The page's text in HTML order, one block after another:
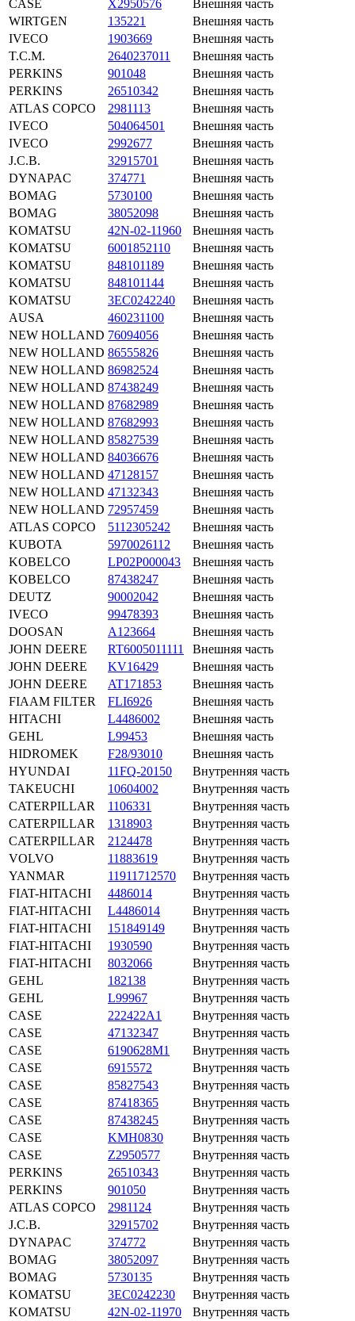
CASE X2950576
Внешняя часть
WIRTGEN
135221
Внешняя часть
IVECO
1903669
Внешняя часть
T.C.M.
2640237011
Внешняя часть
PERKINS
901048
Внешняя часть
PERKINS
26510342
Внешняя часть
ATLAS COPCO
2981113
Внешняя часть
IVECO
504064501
Внешняя часть
IVECO
2992677
Внешняя часть
J.C.B.
32915701
Внешняя часть
DYNAPAC
374771
Внешняя часть
BOMAG
5730100
Внешняя часть
BOMAG
38052098
Внешняя часть
KOMATSU
42N-02-11960
Внешняя часть
KOMATSU
6001852110
Внешняя часть
KOMATSU
848101189
Внешняя часть
KOMATSU
848101144
Внешняя часть
KOMATSU
3EC0242240
Внешняя часть
AUSA
460231100
Внешняя часть
NEW HOLLAND 76094056
Внешняя часть
NEW HOLLAND 86555826
Внешняя часть
NEW HOLLAND 86982524
Внешняя часть
NEW HOLLAND 87438249
Внешняя часть
NEW HOLLAND 87682989
Внешняя часть
NEW HOLLAND 87682993
Внешняя часть
NEW HOLLAND 85827539
Внешняя часть
NEW HOLLAND 84036676
Внешняя часть
NEW HOLLAND 47128157
Внешняя часть
NEW HOLLAND 47132343
Внешняя часть
NEW HOLLAND 72957459
Внешняя часть
ATLAS COPCO
5112305242
Внешняя часть
KUBOTA
5970026112
Внешняя часть
KOBELCO
LP02P000043
Внешняя часть
KOBELCO
87438247
Внешняя часть
DEUTZ
90002042
Внешняя часть
IVECO
99478393
Внешняя часть
DOOSAN
A123664
Внешняя часть
JOHN DEERE
RT6005011111
Внешняя часть
JOHN DEERE
KV16429
Внешняя часть
JOHN DEERE
AT171853
Внешняя часть
FIAAM FILTER
FLI6926
Внешняя часть
HITACHI
L4486002
Внешняя часть
GEHL
L99453
Внешняя часть
HIDROMEK
F28/93010
Внешняя часть
HYUNDAI
11FQ-20150
Внутренняя часть
TAKEUCHI
10604002
Внутренняя часть
CATERPILLAR
1106331
Внутренняя часть
CATERPILLAR
1318903
Внутренняя часть
CATERPILLAR
2124478
Внутренняя часть
VOLVO
11883619
Внутренняя часть
YANMAR
11911712570
Внутренняя часть
FIAT-HITACHI
4486014
Внутренняя часть
FIAT-HITACHI
L4486014
Внутренняя часть
FIAT-HITACHI
151849149
Внутренняя часть
FIAT-HITACHI
1930590
Внутренняя часть
FIAT-HITACHI
8032066
Внутренняя часть
GEHL
182138
Внутренняя часть
GEHL
L99967
Внутренняя часть
CASE
222422A1
Внутренняя часть
CASE
47132347
Внутренняя часть
CASE
6190628M1
Внутренняя часть
CASE
6915572
Внутренняя часть
CASE
85827543
Внутренняя часть
CASE
87418365
Внутренняя часть
CASE
87438245
Внутренняя часть
CASE
KMH0830
Внутренняя часть
CASE
Z2950577
Внутренняя часть
PERKINS
26510343
Внутренняя часть
PERKINS
901050
Внутренняя часть
ATLAS COPCO
2981124
Внутренняя часть
J.C.B.
32915702
Внутренняя часть
DYNAPAC
374772
Внутренняя часть
BOMAG
38052097
Внутренняя часть
BOMAG
5730135
Внутренняя часть
KOMATSU
3EC0242230
Внутренняя часть
KOMATSU
42N-02-11970
Внутренняя часть